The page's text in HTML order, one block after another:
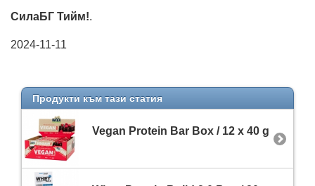
СилаБГ Тийм!.
2024-11-11
Продукти към тази статия
Vegan Protein Bar Box / 12 x 40 g